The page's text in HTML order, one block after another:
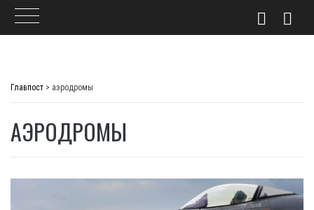
Главпост > аэродромы
АЭРОДРОМЫ